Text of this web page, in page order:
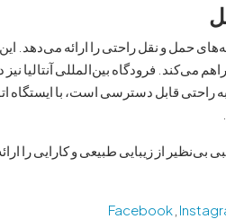
راحتی قابل دسترسی است، با ایستگاه
بی‌نظیر از زیبایی طبیعی و کارایی را
Facebook